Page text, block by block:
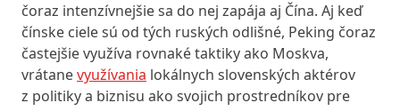
čoraz intenzívnejšie sa do nej zapája aj Čína. Aj keď
čínske ciele sú od tých ruských odlišné, Peking čoraz
častejšie využíva rovnaké taktiky ako Moskva,
vrátanevyužívania lokálnych slovenských aktérov
z politiky a biznisu ako svojich prostredníkov pre